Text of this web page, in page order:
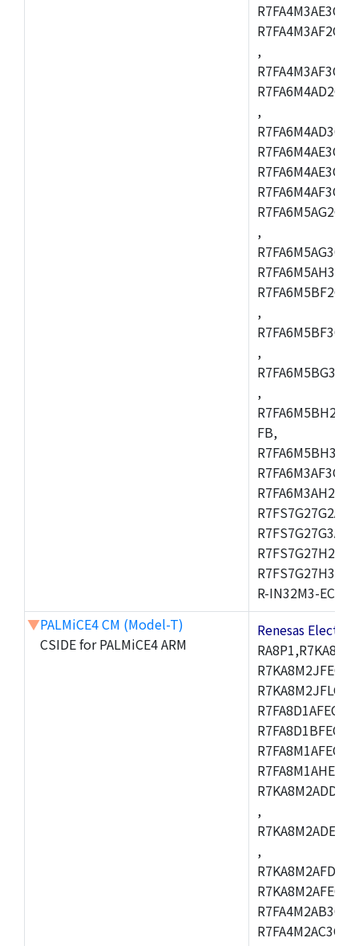
,
,
,
,
,
,
FB,
R-IN32M3-EC
▼PALMiCE4 CM (Model-T)
CSIDE for PALMiCE4 ARM
Renesas
,
,